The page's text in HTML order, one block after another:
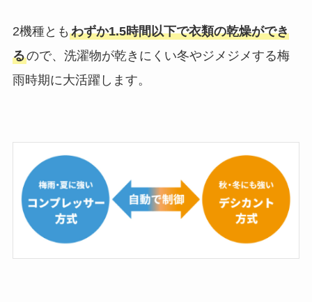
2機種とも わずか1.5時間以下で衣類の乾燥ができ
るので、洗濯物が乾きにくい冬やジメジメする梅
雨時期に大活躍します。